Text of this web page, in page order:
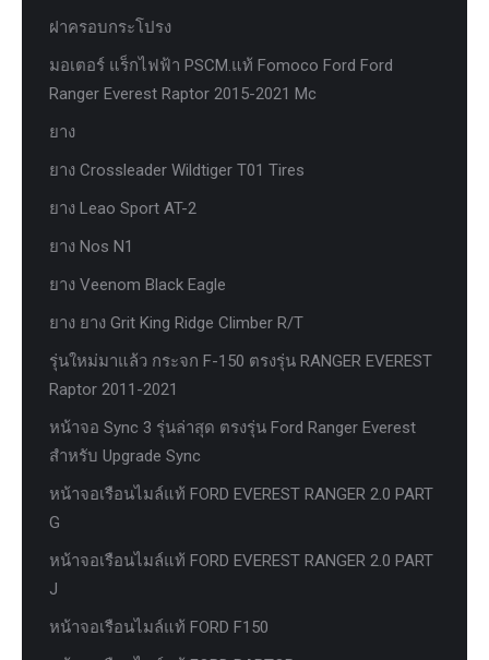
ฝาครอบกระโปรง
มอเตอร์ แร็กไฟฟ้า PSCM.แท้ Fomoco Ford Ford
Ranger Everest Raptor 2015-2021 Mc
ยาง
ยาง Crossleader Wildtiger T01 Tires
ยาง Leao Sport AT-2
ยาง Nos N1
ยาง Veenom Black Eagle
ยาง ยาง Grit King Ridge Climber R/T
รุ่นใหม่มาแล้ว กระจก F-150 ตรงรุ่น RANGER EVEREST
Raptor 2011-2021
หน้าจอ Sync 3 รุ่นล่าสุด ตรงรุ่น Ford Ranger Everest
สำหรับ Upgrade Sync
หน้าจอเรือนไมล์แท้ FORD EVEREST RANGER 2.0 PART
G
หน้าจอเรือนไมล์แท้ FORD EVEREST RANGER 2.0 PART
J
หน้าจอเรือนไมล์แท้ FORD F150